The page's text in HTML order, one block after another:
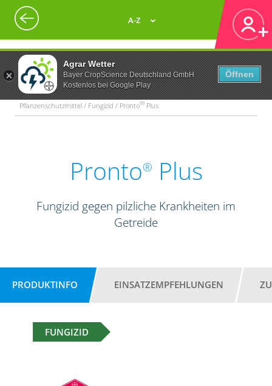
Agrar Wetter
Bayer CropScience Deutschland GmbH
Kostenlos bei Google Play
Öffnen
A-Z
Pflanzenschutzmittel / Fungizid / Pronto® Plus
Pronto® Plus
Fungizid gegen pilzliche Krankheiten im
Getreide
PRODUKTINFO EINSATZEMPFEHLUNGEN
FUNGIZID